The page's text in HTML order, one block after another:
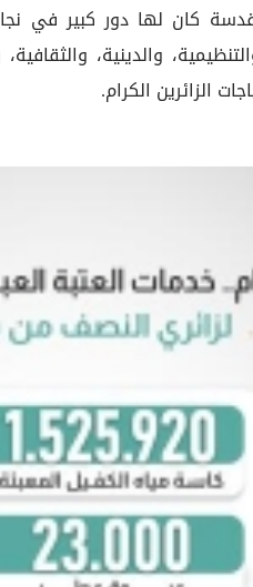
كان لها دور كبير في
والدينية،
الزائرين الكرام.